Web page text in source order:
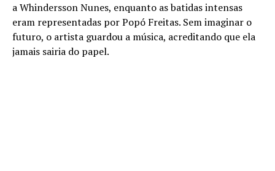
a Whindersson Nunes, enquanto as batidas intensas
eram representadas por Popó Freitas. Sem imaginar o
futuro, o artista guardou a música, acreditando que ela
jamais sairia do papel.